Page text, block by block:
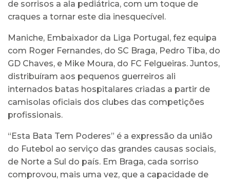
de sorrisos a ala pediátrica, com um toque de
craques a tornar este dia inesquecível.
Maniche, Embaixador da Liga Portugal, fez equipa
com Roger Fernandes, do SC Braga, Pedro Tiba, do
GD Chaves, e Mike Moura, do FC Felgueiras. Juntos,
distribuíram aos pequenos guerreiros ali
internados batas hospitalares criadas a partir de
camisolas oficiais dos clubes das competições
profissionais.
“Esta Bata Tem Poderes” é a expressão da união
do Futebol ao serviço das grandes causas sociais,
de Norte a Sul do país. Em Braga, cada sorriso
comprovou, mais uma vez, que a capacidade de